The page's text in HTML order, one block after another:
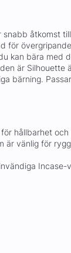
åtkomst
för
kan bära med
är Silhouette
bärning.
hållbarhet och
är vänlig för
Incase-